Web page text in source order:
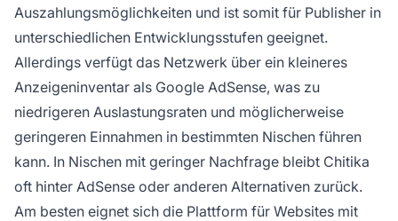
Auszahlungsmöglichkeiten und ist somit für Publisher in
unterschiedlichen Entwicklungsstufen geeignet.
Allerdings verfügt das Netzwerk über ein kleineres
Anzeigeninventar als Google AdSense, was zu
niedrigeren Auslastungsraten und möglicherweise
geringeren Einnahmen in bestimmten Nischen führen
kann. In Nischen mit geringer Nachfrage bleibt Chitika
oft hinter AdSense oder anderen Alternativen zurück.
Am besten eignet sich die Plattform für Websites mit